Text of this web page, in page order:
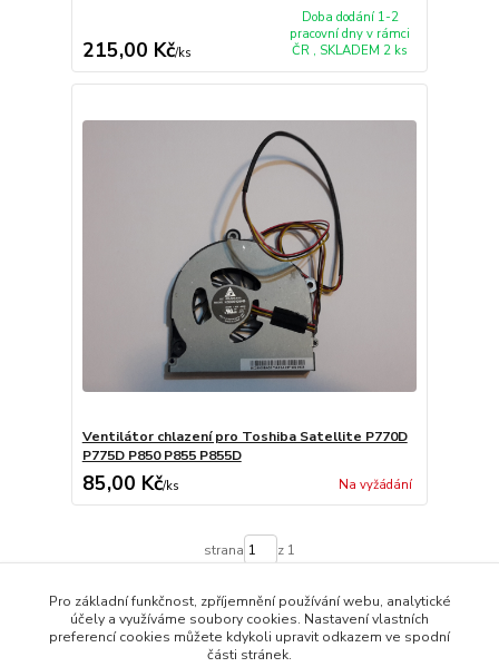
215,00 Kč/ks
Doba dodání 1-2
pracovní dny v rámci
ČR , SKLADEM 2 ks
Ventilátor chlazení pro Toshiba Satellite P770D
P775D P850 P855 P855D
85,00 Kč/ks Na vyžádání
strana z 1
Pro základní funkčnost, zpříjemnění používání webu, analytické
účely a využíváme soubory cookies. Nastavení vlastních
preferencí cookies můžete kdykoli upravit odkazem ve spodní
části stránek.